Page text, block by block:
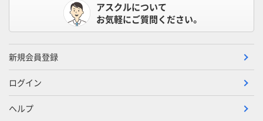
アスクルについて
お気軽にご質問ください。
新規会員登録
ログイン
ヘルプ